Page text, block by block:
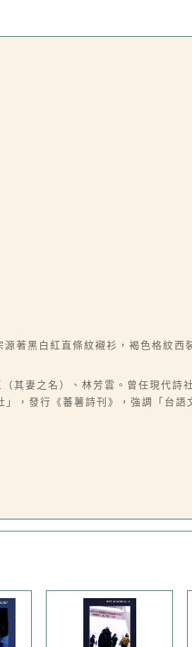
著黑白紅直條紋襯衫，褐色格紋西
其妻之名）、林芳雲。曾任現代詩
，發行《蕃薯詩刊》，強調「台